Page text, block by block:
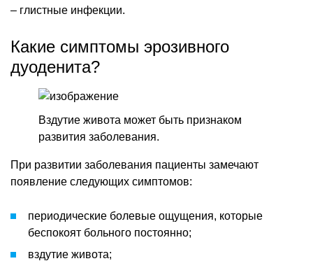
– глистные инфекции.
Какие симптомы эрозивного
дуоденита?
Вздутие живота может быть признаком
развития заболевания.
При развитии заболевания пациенты замечают
появление следующих симптомов:
периодические болевые ощущения, которые
беспокоят больного постоянно;
вздутие живота;